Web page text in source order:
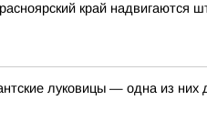
край надвигаются
луковицы — одна из них